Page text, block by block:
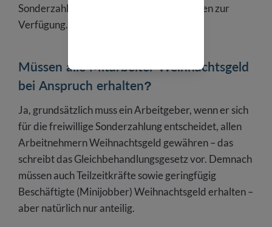
Sonderzahlung rechtzeitig vor Weihnachten zur
Verfügung.
Müssen alle Mitarbeiter Weihnachtsgeld
bei Anspruch erhalten?
Ja, grundsätzlich muss ein Arbeitgeber, wenn er sich
für die freiwillige Sonderzahlung entscheidet, allen
Arbeitnehmern Weihnachtsgeld gewähren – das
schreibt das Gleichbehandlungsgesetz vor. Demnach
müssen auch Teilzeitkräfte sowie geringfügig
Beschäftigte (Minijobber) Weihnachtsgeld erhalten –
aber natürlich nur anteilig.